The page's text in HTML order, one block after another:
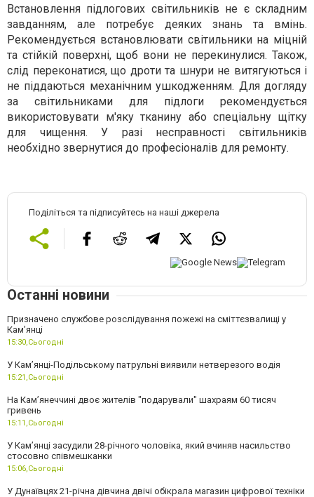
Встановлення підлогових світильників не є складним
завданням, але потребує деяких знань та вмінь.
Рекомендується встановлювати світильники на міцній
та стійкій поверхні, щоб вони не перекинулися. Також,
слід переконатися, що дроти та шнури не витягуються і
не піддаються механічним ушкодженням. Для догляду
за світильниками для підлоги рекомендується
використовувати м'яку тканину або спеціальну щітку
для чищення. У разі несправності світильників
необхідно звернутися до професіоналів для ремонту.
Поділіться та підписуйтесь на наші джерела
Останні новини
Призначено службове розслідування пожежі на сміттєзвалищі у
Кам’янці
15:30,Сьогодні
У Кам’янці-Подільському патрульні виявили нетверезого водія
15:21,Сьогодні
На Камʼянеччині двоє жителів "подарували" шахраям 60 тисяч
гривень
15:11,Сьогодні
У Камʼянці засудили 28-річного чоловіка, який вчиняв насильство
стосовно співмешканки
15:06,Сьогодні
У Дунаївцях 21-річна дівчина двічі обікрала магазин цифрової техніки